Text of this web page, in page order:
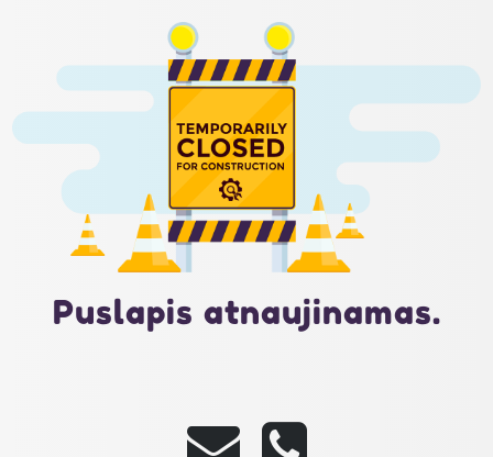
Puslapis atnaujinamas.